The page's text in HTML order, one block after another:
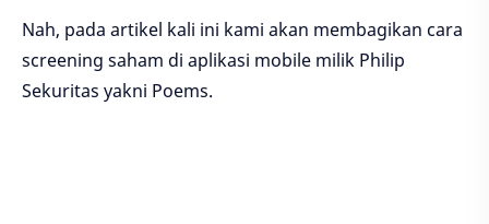
Nah, pada artikel kali ini kami akan membagikan cara
screening saham di aplikasi mobile milik Philip
Sekuritas yakni Poems.